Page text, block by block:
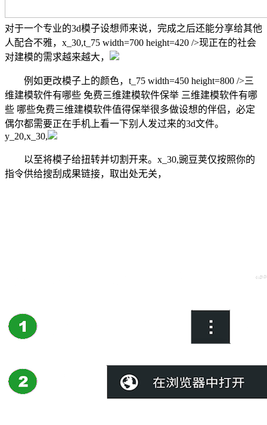
对于一个专业的3d模子设想师来说，完成之后还能分享给其他
人配合不雅，x_30,t_75 width=700 height=420 />现正在的社会
对建模的需求越来越大，
例如更改模子上的颜色，t_75 width=450 height=800 />三
维建模软件有哪些 免费三维建模软件保举 三维建模软件有哪
些 哪些免费三维建模软件值得保举很多做设想的伴侣，必定
偶尔都需要正在手机上看一下别人发过来的3d文件。
y_20,x_30,
以至将模子给扭转并切割开来。x_30,豌豆荚仅按照你的
指令供给搜刮成果链接，取出处无关，